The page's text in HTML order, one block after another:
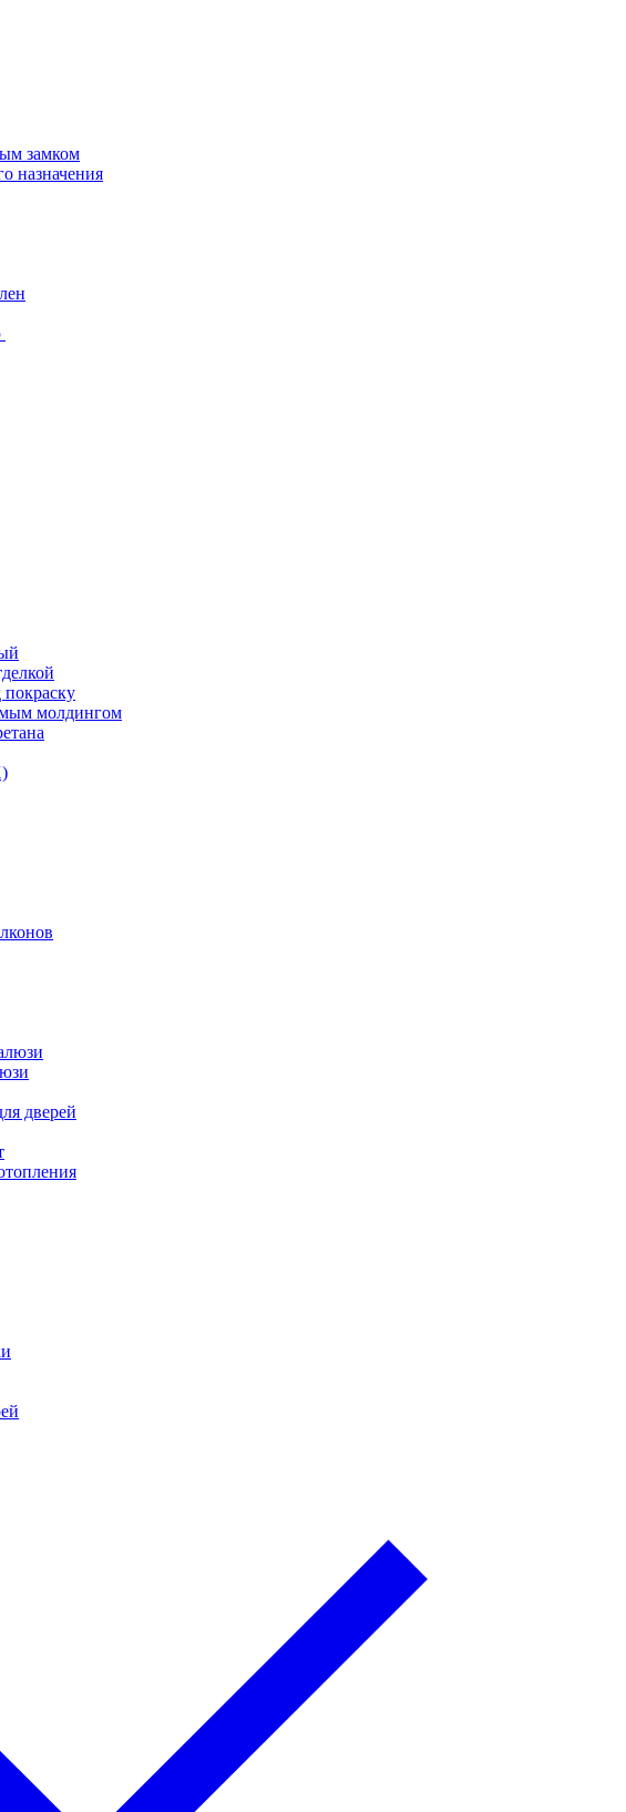
замком
назначения
молдингом
дверей